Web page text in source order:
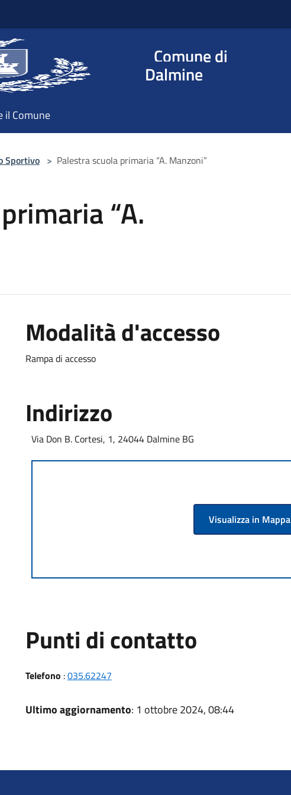
Comune di
Dalmine
il Comune
Sportivo > Palestra scuola primaria “A. Manzoni”
“A.
Modalità d'accesso
Rampa di accesso
Indirizzo
Via Don B. Cortesi, 1, 24044 Dalmine BG
Visualizza in Mappa
Punti di contatto
Telefono :035.62247
Ultimo aggiornamento: 1 ottobre 2024, 08:44